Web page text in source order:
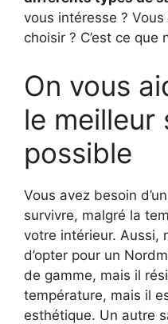
vous intéresse ?
choisir ? C’est ce que
On vous
le meilleur
possible
Vous avez besoin
survivre, malgré la
votre intérieur. Aussi,
d’opter pour un
de gamme, mais il
température, mais il
esthétique. Un autre